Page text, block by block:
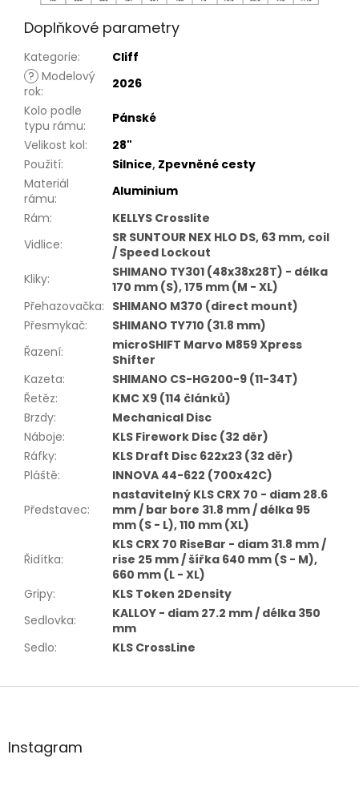
Doplňkové parametry
Kategorie:
Cliff
? Modelový
rok:
2026
Kolo podle
typu rámu:
Pánské
Velikost kol:
28"
Použití: Silnice, Zpevněné cesty
Materiál
rámu:
Aluminium
Rám:
KELLYS Crosslite
Vidlice:
SR SUNTOUR NEX HLO DS, 63 mm, coil
/ Speed Lockout
Kliky:
SHIMANO TY301 (48x38x28T) - délka
170 mm (S), 175 mm (M - XL)
Přehazovačka: SHIMANO M370 (direct mount)
Přesmykač:
SHIMANO TY710 (31.8 mm)
Řazení:
microSHIFT Marvo M859 Xpress
Shifter
Kazeta:
SHIMANO CS-HG200-9 (11-34T)
Řetěz:
KMC X9 (114 článků)
Brzdy:
Mechanical Disc
Náboje:
KLS Firework Disc (32 děr)
Ráfky:
KLS Draft Disc 622x23 (32 děr)
Pláště: INNOVA 44-622 (700x42C)
Představec:
nastavitelný KLS CRX 70 - diam 28.6
mm / bar bore 31.8 mm / délka 95
mm (S - L), 110 mm (XL)
Řidítka:
KLS CRX 70 RiseBar - diam 31.8 mm /
rise 25 mm / šířka 640 mm (S - M),
660 mm (L - XL)
Gripy:
KLS Token 2Density
Sedlovka:
KALLOY - diam 27.2 mm / délka 350
mm
Sedlo: KLS CrossLine
Z
aInstagram